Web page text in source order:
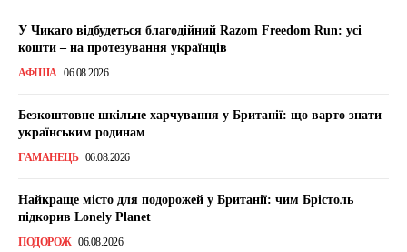
У Чикаго відбудеться благодійний Razom Freedom Run: усі
кошти – на протезування українців
АФІША 06.08.2026
Безкоштовне шкільне харчування у Британії: що варто знати
українським родинам
ГАМАНЕЦЬ 06.08.2026
Найкраще місто для подорожей у Британії: чим Брістоль
підкорив Lonely Planet
ПОДОРОЖ 06.08.2026